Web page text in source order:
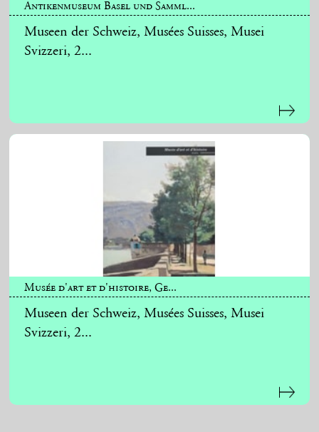
Antikenmuseum Basel und Samml...
Museen der Schweiz, Musées Suisses, Musei
Svizzeri, 2...
Musée d'art et d'histoire, Ge...
Museen der Schweiz, Musées Suisses, Musei
Svizzeri, 2...